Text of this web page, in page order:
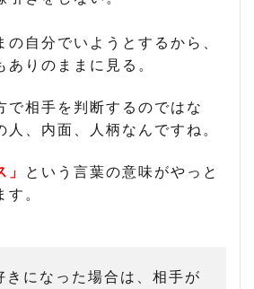
の自分でいようとするから、
りのままに見る。
で相手を判断するのではな
人、内面、人柄なんですね。
」
という言葉の意味がやっと
。
きになった場合は、相手が